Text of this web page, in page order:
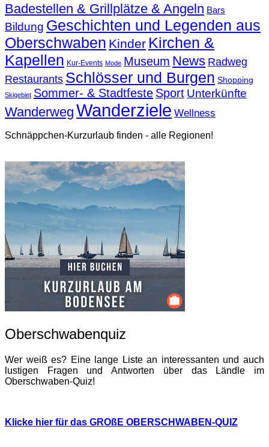
Badestellen & Grillplätze & Angeln Bars
Bildung Geschichten und Legenden aus
Oberschwaben Kinder Kirchen &
Kapellen Kur-Events Mode Museum News Radweg
Restaurants Schlösser und Burgen Shopping
Skigebiet Sommer- & Stadtfeste Sport Unterkünfte
Wanderweg Wanderziele Wellness
Schnäppchen-Kurzurlaub finden - alle Regionen!
Oberschwabenquiz
Wer weiß es? Eine lange Liste an interessanten und auch
lustigen Fragen und Antworten über das Ländle im
Oberschwaben-Quiz!
Klicke hier für das GROßE OBERSCHWABEN-QUIZ